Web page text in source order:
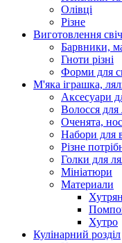
Олівці
Різне
Виготовлення
Барвники,
Гноти різні
Форми для
М'яка іграшка,
Аксесуари
Волосся для
Оченята,
Набори для
Різне
Голки для
Мініатюри
Материали
Хутро
Кулінарний розділ